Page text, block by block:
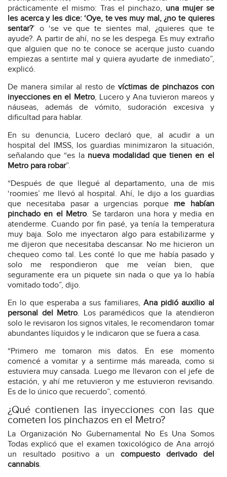
prácticamente el mismo: Tras el pinchazo, una mujer se
les acerca y les dice: ‘Oye, te ves muy mal, ¿no te quieres
sentar?’ o ‘se ve que te sientes mal, ¿quieres que te
ayude?. A partir de ahí, no se les despega. Es muy extraño
que alguien que no te conoce se acerque justo cuando
empiezas a sentirte mal y quiera ayudarte de inmediato”,
explicó.
De manera similar al resto de víctimas de pinchazos con
inyecciones en el Metro, Lucero y Ana tuvieron mareos y
náuseas, además de vómito, sudoración excesiva y
dificultad para hablar.
En su denuncia, Lucero declaró que, al acudir a un
hospital del IMSS, los guardias minimizaron la situación,
señalando que “es la nueva modalidad que tienen en el
Metro para robar”.
“Después de que llegué al departamento, una de mis
‘roomies’ me llevó al hospital. Ahí, le dijo a los guardias
que necesitaba pasar a urgencias porque me habían
pinchado en el Metro. Se tardaron una hora y media en
atenderme. Cuando por fin pasé, ya tenía la temperatura
muy baja. Solo me inyectaron algo para estabilizarme y
me dijeron que necesitaba descansar. No me hicieron un
chequeo como tal. Les conté lo que me había pasado y
solo me respondieron que me veían bien, que
seguramente era un piquete sin nada o que ya lo había
vomitado todo”, dijo.
En lo que esperaba a sus familiares, Ana pidió auxilio al
personal del Metro. Los paramédicos que la atendieron
solo le revisaron los signos vitales, le recomendaron tomar
abundantes líquidos y le indicaron que se fuera a casa.
“Primero me tomaron mis datos. En ese momento
comencé a vomitar y a sentirme más mareada, como si
estuviera muy cansada. Luego me llevaron con el jefe de
estación, y ahí me retuvieron y me estuvieron revisando.
Es de lo único que recuerdo”, comentó.
¿Qué contienen las inyecciones con las que
cometen los pinchazos en el Metro?
La Organización No Gubernamental No Es Una Somos
Todas explicó que el examen toxicológico de Ana arrojó
un resultado positivo a un compuesto derivado del
cannabis.